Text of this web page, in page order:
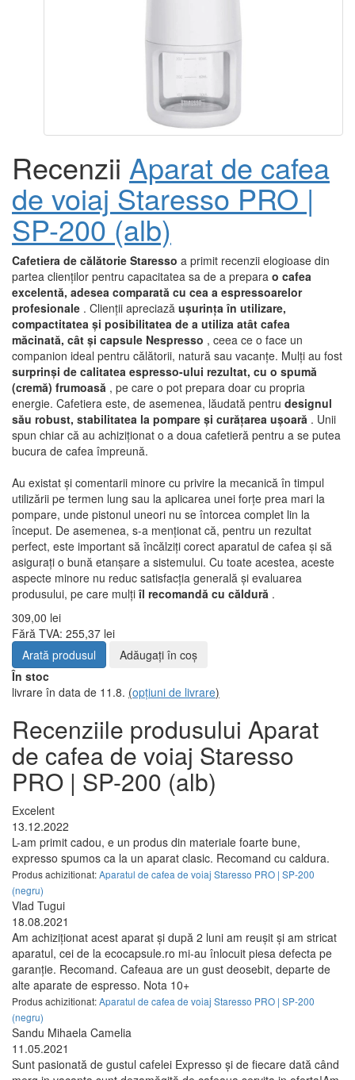
Recenzii Aparat de cafea
de voiaj Staresso PRO |
SP-200 (alb)
Cafetiera de călătorie Staresso a primit recenzii elogioase din
partea clienților pentru capacitatea sa de a prepara o cafea
excelentă, adesea comparată cu cea a espressoarelor
profesionale . Clienții apreciază ușurința în utilizare,
compactitatea și posibilitatea de a utiliza atât cafea
măcinată, cât și capsule Nespresso , ceea ce o face un
companion ideal pentru călătorii, natură sau vacanțe. Mulți au fost
surprinși de calitatea espresso-ului rezultat, cu o spumă
(cremă) frumoasă , pe care o pot prepara doar cu propria
energie. Cafetiera este, de asemenea, lăudată pentru designul
său robust, stabilitatea la pompare și curățarea ușoară . Unii
spun chiar că au achiziționat o a doua cafetieră pentru a se putea
bucura de cafea împreună.
Au existat și comentarii minore cu privire la mecanică în timpul
utilizării pe termen lung sau la aplicarea unei forțe prea mari la
pompare, unde pistonul uneori nu se întorcea complet lin la
început. De asemenea, s-a menționat că, pentru un rezultat
perfect, este important să încălziți corect aparatul de cafea și să
asigurați o bună etanșare a sistemului. Cu toate acestea, aceste
aspecte minore nu reduc satisfacția generală și evaluarea
produsului, pe care mulțiîl recomandă cu căldură .
309,00 lei
Fără TVA: 255,37 lei
Arată produsul
Adăugați în coş
În stoc
livrare în data de 11.8. (opțiuni de livrare)
Recenziile produsului Aparat
de cafea de voiaj Staresso
PRO | SP-200 (alb)
Excelent
13.12.2022
L-am primit cadou, e un produs din materiale foarte bune,
expresso spumos ca la un aparat clasic. Recomand cu caldura.
Produs achizitionat:Aparatul de cafea de voiaj Staresso PRO | SP-200
(negru)
Vlad Tugui
18.08.2021
Am achiziționat acest aparat și după 2 luni am reușit și am stricat
aparatul, cei de la ecocapsule.ro mi-au înlocuit piesa defecta pe
garanție. Recomand. Cafeaua are un gust deosebit, departe de
alte aparate de espresso. Nota 10+
Produs achizitionat:Aparatul de cafea de voiaj Staresso PRO | SP-200
(negru)
Sandu Mihaela Camelia
11.05.2021
Sunt pasionată de gustul cafelei Expresso și de fiecare dată când